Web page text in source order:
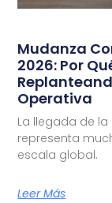
Mudanza
2026: Por
Operativa
La llegada de la
representa
escala global.
Leer Más